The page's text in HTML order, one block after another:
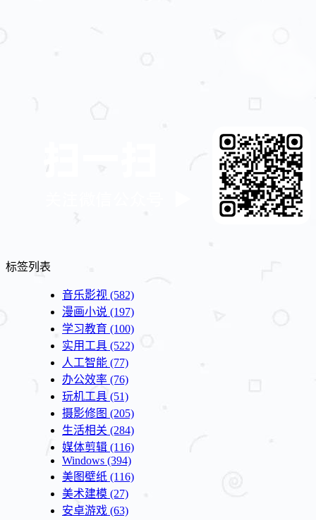
标签列表
音乐影视 (582)
漫画小说 (197)
学习教育 (100)
实用工具 (522)
人工智能 (77)
办公效率 (76)
玩机工具 (51)
摄影修图 (205)
生活相关 (284)
媒体剪辑 (116)
Windows (394)
美图壁纸 (116)
美术建模 (27)
安卓游戏 (63)